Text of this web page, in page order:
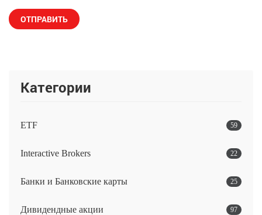
Категории
ETF 59
Interactive Brokers 22
Банки и Банковские карты 25
Дивидендные акции 97